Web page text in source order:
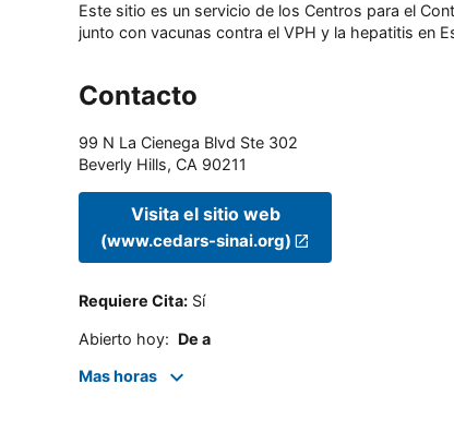
Este sitio es un servicio de los Centros para el
junto con vacunas contra el VPH y la hepatitis en
Contacto
99 N La Cienega Blvd Ste 302
Beverly Hills, CA 90211
Visita el sitio web
(www.cedars-sinai.org)
Requiere Cita: Sí
Abierto hoy: De a
Mas horas